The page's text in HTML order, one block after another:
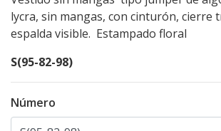
lycra, sin mangas, con cinturón, cierre
espalda visible. Estampado floral
S(95-82-98)
Número